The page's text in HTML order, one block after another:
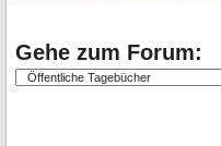
Gehe zum Forum: